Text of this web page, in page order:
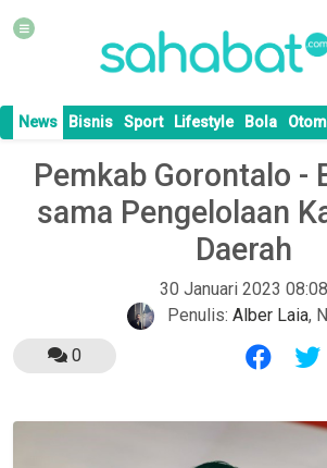
News Bisnis Sport Lifestyle Bola
Pemkab Gorontalo -
sama Pengelolaan
Daerah
30 Januari 2023 08:08
Penulis: Alber Laia,
0